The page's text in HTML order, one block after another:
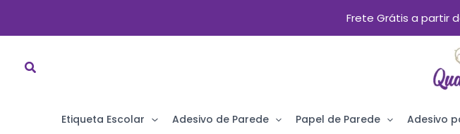
Ir
Frete Grátis a partir
Etiqueta Escolar Adesivo de Parede Papel de Parede Adesivo